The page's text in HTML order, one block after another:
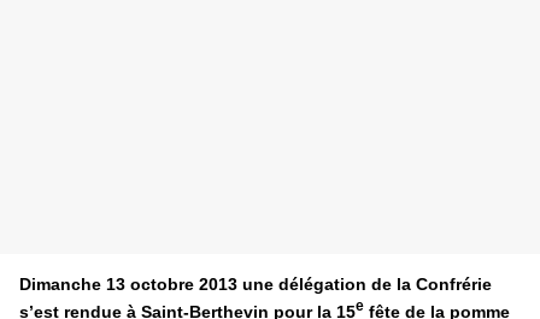
Dimanche 13 octobre 2013 une délégation de la Confrérie
s’est rendue à Saint-Berthevin pour la 15e fête de la pomme